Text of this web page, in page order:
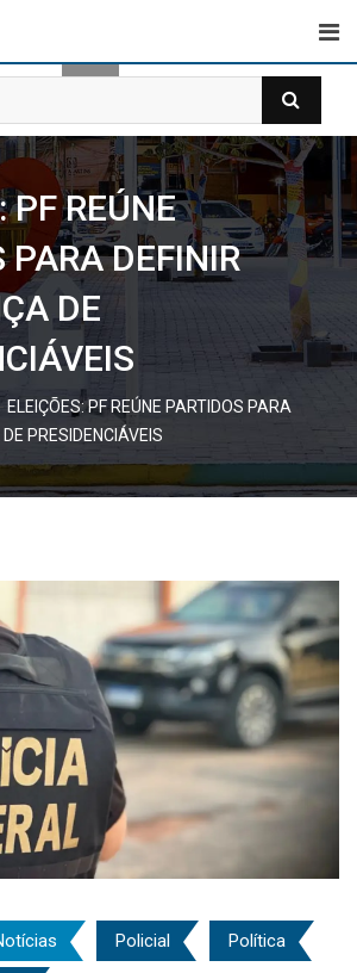
PF REÚNE
PARA DEFINIR
DE
- ELEIÇÕES: PF REÚNE PARTIDOS PARA
PRESIDENCIÁVEIS
Policial Política